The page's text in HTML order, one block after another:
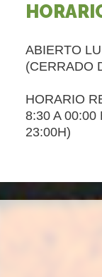
ABIERTO
(CERRADO
HORARIO
8:30 A 00:00
23:00H)